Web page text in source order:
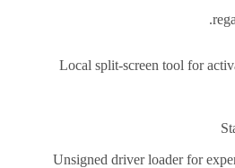
Local split-screen tool for
Unsigned driver loader for